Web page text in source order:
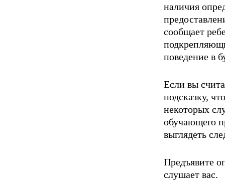
наличия
сообщает
поведение в
Если вы
подсказку,
некоторых
обучающего
выглядеть
Предъявите
слушает вас.